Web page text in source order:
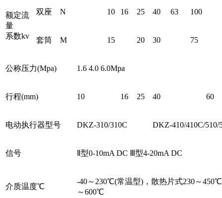
额定流
量
系数kv
双座 N 10 16 25 40 63 100
套筒 M 15 20 30 75
公称压力(Mpa) 1.6 4.0 6.0Mpa
行程(mm) 10 16 25 40 60
电动执行器型号 DKZ-310/310C DKZ-410/410C/510/
信号 Ⅱ型0-10mA DC Ⅲ型4-20mA DC
介质温度℃
-40～230℃(常温型)，散热片式230～
～600℃